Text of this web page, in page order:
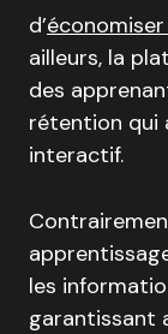
d’
ailleurs, la
des
rétention qui
interactif.
les
garantissant